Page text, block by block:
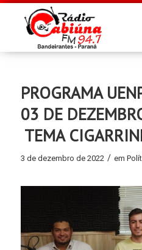
PROGRAMA
03 DE
TEMA
3 de dezembro de 2022 / em